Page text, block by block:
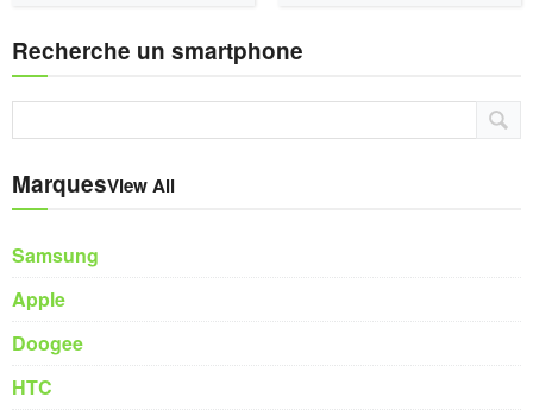
Recherche un smartphone
MarquesView All
Samsung
Apple
Doogee
HTC